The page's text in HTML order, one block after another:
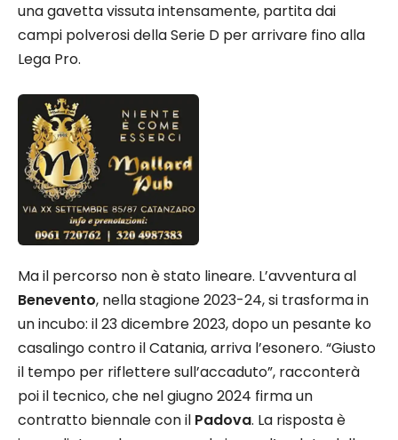
una gavetta vissuta intensamente, partita dai
campi polverosi della Serie D per arrivare fino alla
Lega Pro.​
Ma il percorso non è stato lineare. L’avventura al
Benevento, nella stagione 2023-24, si trasforma in
un incubo: il 23 dicembre 2023, dopo un pesante ko
casalingo contro il Catania, arriva l’esonero. “Giusto
il tempo per riflettere sull’accaduto”, racconterà
poi il tecnico, che nel giugno 2024 firma un
contratto biennale con il Padova. La risposta è